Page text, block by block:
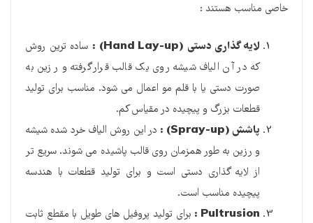
خاصی مناسب هستند :
لایه گذاری دستی (Hand Lay-up) :
ساده ترین روش
که در آن الیاف شیشه روی یک قالب قرار گرفته و رزین به
صورت دستی یا با قلم مو اعمال می شود. مناسب برای تولید
قطعات بزرگ و پیچیده در مقیاس کم.
پاشش (Spray-up) :
در این روش الیاف خرد شده شیشه
و رزین به طور همزمان روی قالب پاشیده می شوند. سریع تر
از لایه گذاری دستی است و برای تولید قطعات با هندسه
پیچیده مناسب است.
Pultrusion :
برای تولید پروفیل های طویل با مقطع ثابت